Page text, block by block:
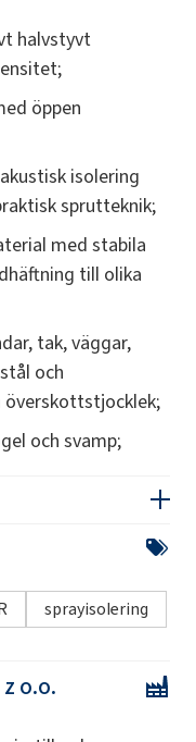
halvstyvt
öppen
isolering
sprutteknik;
med stabila
till olika
tak, väggar,
och
och svamp;
sprayisolering
z o.o.